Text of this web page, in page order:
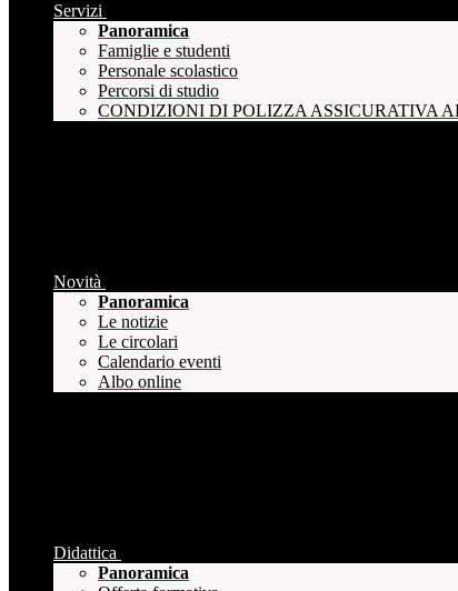
Servizi
Panoramica
Famiglie e studenti
Personale scolastico
Percorsi di studio
CONDIZIONI DI POLIZZA ASSICURATIVA
Novità
Panoramica
Le notizie
Le circolari
Calendario eventi
Albo online
Didattica
Panoramica